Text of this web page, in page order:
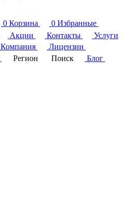
0 Корзина 0 Избранные
Акции Контакты
Услуги
Компания
Лицензии
Регион Поиск
Блог